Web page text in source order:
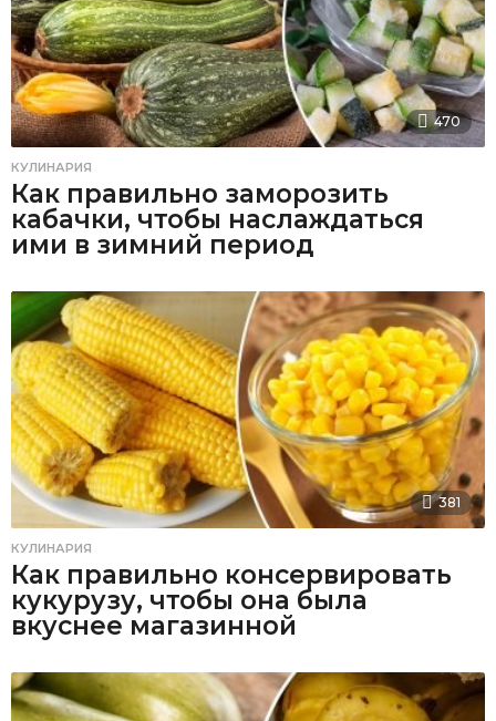
470
КУЛИНАРИЯ
Как правильно заморозить
кабачки, чтобы наслаждаться
ими в зимний период
381
КУЛИНАРИЯ
Как правильно консервировать
кукурузу, чтобы она была
вкуснее магазинной